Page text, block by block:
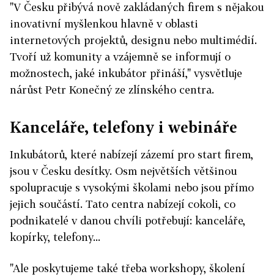
"V Česku přibývá nově zakládaných firem s nějakou
inovativní myšlenkou hlavně v oblasti
internetových projektů, designu nebo multimédií.
Tvoří už komunity a vzájemně se informují o
možnostech, jaké inkubátor přináší," vysvětluje
nárůst Petr Konečný ze zlínského centra.
Kanceláře, telefony i webináře
Inkubátorů, které nabízejí zázemí pro start firem,
jsou v Česku desítky. Osm největších většinou
spolupracuje s vysokými školami nebo jsou přímo
jejich součástí. Tato centra nabízejí cokoli, co
podnikatelé v danou chvíli potřebují: kanceláře,
kopírky, telefony...
"Ale poskytujeme také třeba workshopy, školení